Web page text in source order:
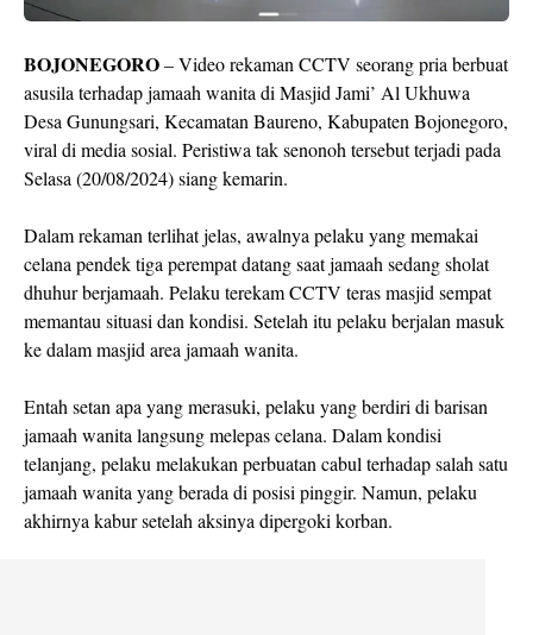
BOJONEGORO– Video rekaman CCTV seorang pria berbuat
asusila terhadap jamaah wanita di Masjid Jami’ Al Ukhuwa
Desa Gunungsari, Kecamatan Baureno, Kabupaten Bojonegoro,
viral di media sosial. Peristiwa tak senonoh tersebut terjadi pada
Selasa (20/08/2024) siang kemarin.
Dalam rekaman terlihat jelas, awalnya pelaku yang memakai
celana pendek tiga perempat datang saat jamaah sedang sholat
dhuhur berjamaah. Pelaku terekam CCTV teras masjid sempat
memantau situasi dan kondisi. Setelah itu pelaku berjalan masuk
ke dalam masjid area jamaah wanita.
Entah setan apa yang merasuki, pelaku yang berdiri di barisan
jamaah wanita langsung melepas celana. Dalam kondisi
telanjang, pelaku melakukan perbuatan cabul terhadap salah satu
jamaah wanita yang berada di posisi pinggir. Namun, pelaku
akhirnya kabur setelah aksinya dipergoki korban.